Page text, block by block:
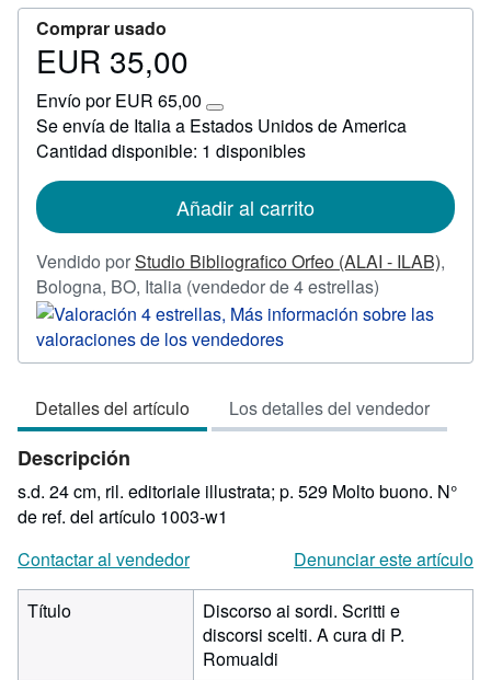
Comprar usado
Precio
35,00
EUR 35,00
Envío por EUR 65,00
Más
información
sobre
tarifas
envío
Se envía de Italia a Estados Unidos de America
Cantidad disponible: 1 disponibles
Añadir al carrito
Vendido porStudio Bibliografico Orfeo (ALAI - ILAB),
Bologna, BO, Italia (vendedor de 4 estrellas)
del
4
5
estrellas
Detalles del artículo Los detalles del vendedor
Descripción
s.d. 24 cm, ril. editoriale illustrata; p. 529 Molto buono. N°
de ref. del artículo 1003-w1
Contactar al vendedor
Denunciar este artículo
Título
Discorso ai sordi. Scritti e
discorsi scelti. A cura di P.
Romualdi